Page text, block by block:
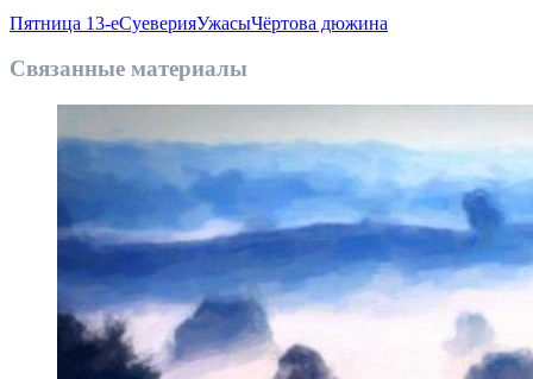
Пятница 13-еСуеверияУжасыЧёртова дюжина
Связанные материалы